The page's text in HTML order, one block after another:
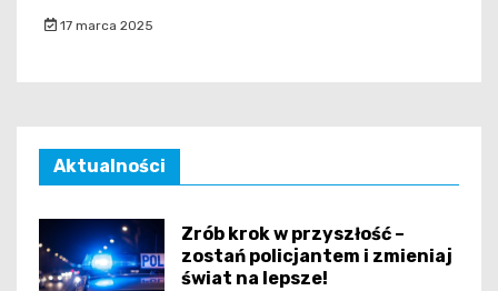
17 marca 2025
Aktualności
Zrób krok w przyszłość –
zostań policjantem i zmieniaj
świat na lepsze!